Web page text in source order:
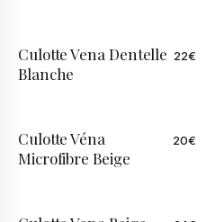
Culotte Vena Dentelle
Blanche
22€
Culotte Véna
Microfibre Beige
20€